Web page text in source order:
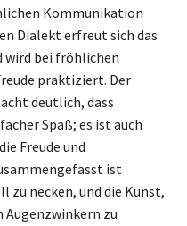
Kommunikation
Dialekt erfreut sich das
bei fröhlichen
praktiziert. Der
deutlich, dass
Spaß; es ist auch
Freude und
ist
zu necken, und die Kunst,
Augenzwinkern zu